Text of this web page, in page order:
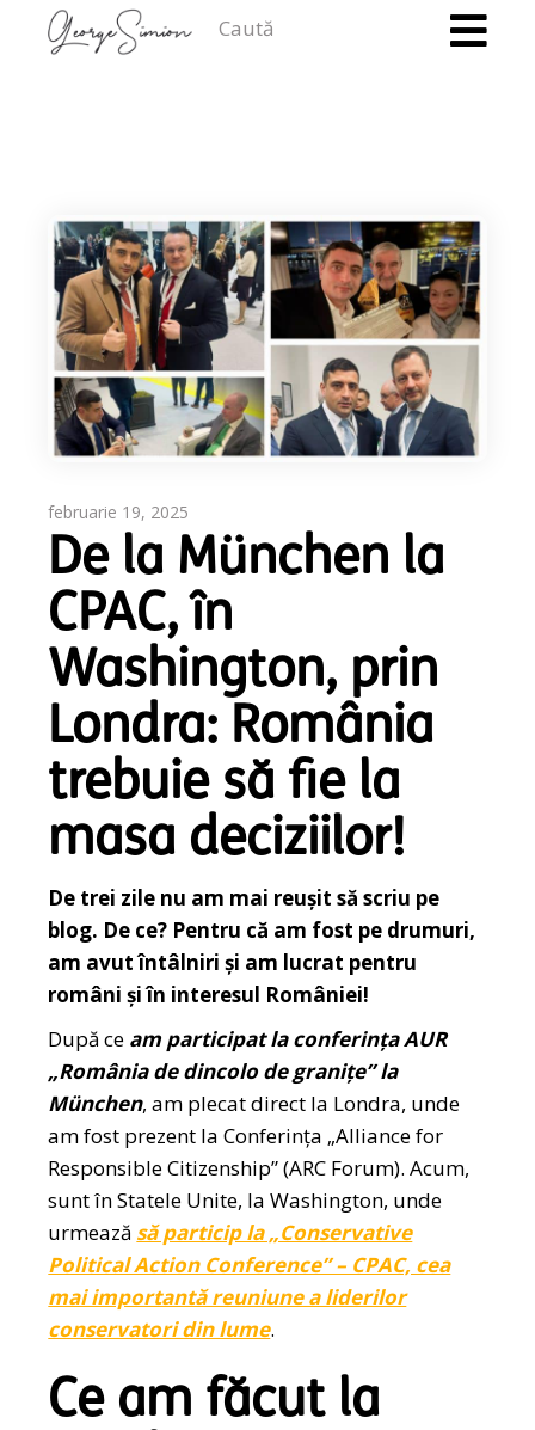
februarie 19, 2025
De la München la
CPAC, în
Washington, prin
Londra: România
trebuie să fie la
masa deciziilor!
De trei zile nu am mai reușit să scriu pe
blog. De ce? Pentru că am fost pe drumuri,
am avut întâlniri și am lucrat pentru
români și în interesul României!
După ce am participat la conferința AUR
„România de dincolo de granițe” la
München, am plecat direct la Londra, unde
am fost prezent la Conferința „Alliance for
Responsible Citizenship” (ARC Forum). Acum,
sunt în Statele Unite, la Washington, unde
urmează să particip la „Conservative
Political Action Conference” – CPAC, cea
mai importantă reuniune a liderilor
conservatori din lume.
Ce am făcut la